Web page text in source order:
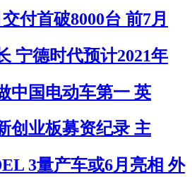
付首破8000台 前7月
宁德时代预计2021年
中国电动车第一 英
创业板募资纪录 主
3量产车或6月亮相 外